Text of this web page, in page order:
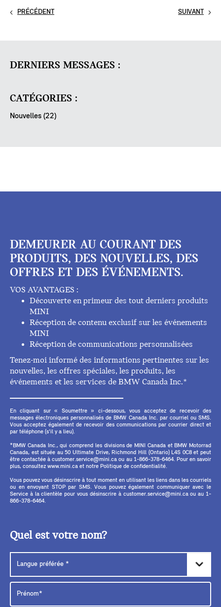
SUIVANT
PRÉCÉDENT
DERNIERS MESSAGES :
CATÉGORIES :
Nouvelles (22)
DEMEURER AU COURANT DES
PRODUITS, DES NOUVELLES, DES
OFFRES ET DES ÉVÉNEMENTS.
VOS AVANTAGES :
Découverte en primeur des tout derniers produits
MINI
Réception de contenu exclusif sur les événements
MINI
Réception de communications personnalisées
Tenez-moi informé des informations pertinentes sur les
nouvelles, les offres spéciales, les produits, les
événements et les services de BMW Canada Inc.*
En cliquant sur « Soumettre » ci-dessous, vous acceptez de recevoir des
messages électroniques personnalisés de BMW Canada Inc. par courriel ou SMS.
Vous acceptez également de recevoir des communications par courrier direct et
par téléphone (s'il y a lieu).
*BMW Canada Inc., qui comprend les divisions de MINI Canada et BMW Motorrad
Canada, est située au 50 Ultimate Drive, Richmond Hill (Ontario) L4S 0C8 et peut
être contactée à customer.service@mini.ca ou au 1-866-378-6464. Pour en savoir
plus, consultez www.mini.ca et notre Politique de confidentialité.
Vous pouvez vous désinscrire à tout moment en utilisant les liens dans les courriels
ou en envoyant STOP par SMS. Vous pouvez également communiquer avec le
Service à la clientèle pour vous désinscrire à customer.service@mini.ca ou au 1-
866-378-6464.
Quel est votre nom?